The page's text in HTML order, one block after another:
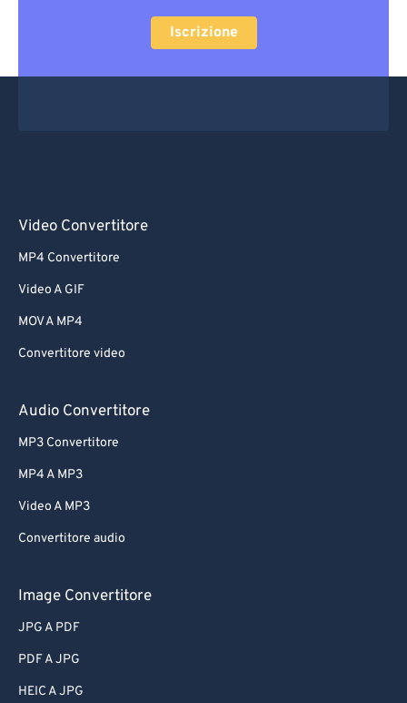
Iscrizione
Video Convertitore
MP4 Convertitore
Video A GIF
MOV A MP4
Convertitore video
Audio Convertitore
MP3 Convertitore
MP4 A MP3
Video A MP3
Convertitore audio
Image Convertitore
JPG A PDF
PDF A JPG
HEIC A JPG